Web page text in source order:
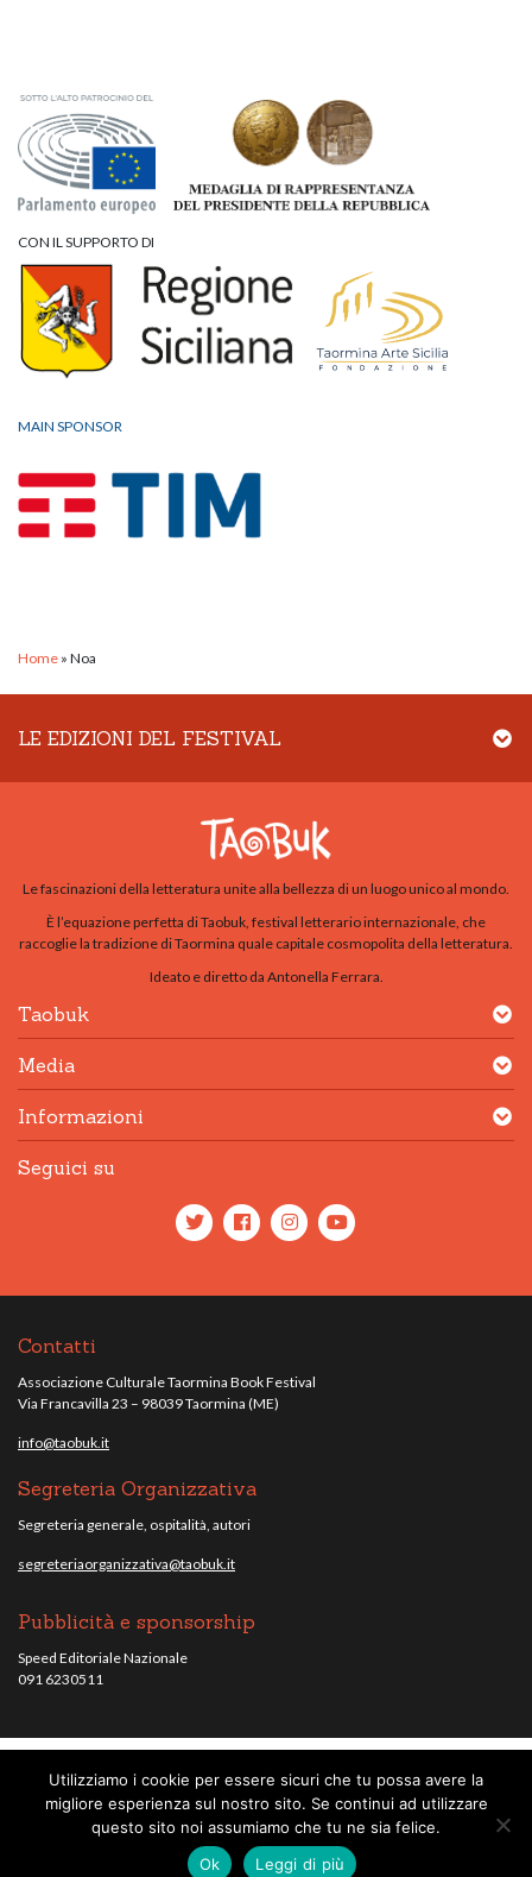
CON IL SUPPORTO DI
MAIN SPONSOR
Home » Noa
LE EDIZIONI DEL FESTIVAL
Le fascinazioni della letteratura unite alla bellezza di un luogo unico al mondo.
È l’equazione perfetta di Taobuk, festival letterario internazionale, che
raccoglie la tradizione di Taormina quale capitale cosmopolita della letteratura.
Ideato e diretto da Antonella Ferrara.
Taobuk
Media
Informazioni
Seguici su
Contatti
Associazione Culturale Taormina Book Festival
Via Francavilla 23 – 98039 Taormina (ME)
info@taobuk.it
Segreteria Organizzativa
Segreteria generale, ospitalità, autori
segreteriaorganizzativa@taobuk.it
Pubblicità e sponsorship
Speed Editoriale Nazionale
091 6230511
© Taobuk, festival letterario internazionale 2013/2021 - Tutti i contenuti del
sito sono coperti da copyright - C.F. 96010220836.note legali.
Credits
Utilizziamo i cookie per essere sicuri che tu possa avere la
migliore esperienza sul nostro sito. Se continui ad utilizzare
questo sito noi assumiamo che tu ne sia felice.
Ok
Leggi di più